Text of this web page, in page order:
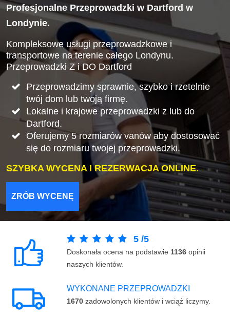
Profesjonalne Przeprowadzki w Dartford w
Londynie.
Kompleksowe usługi przeprowadzkowe i
transportowe na terenie całego Londynu.
Przeprowadzki Z i DO Dartford
Przeprowadzimy sprawnie, szybko i rzetelnie
twój dom lub twoją firmę.
Lokalne i krajowe przeprowadzki z lub do
Dartford.
Oferujemy 5 rozmiarów vanów aby dostosować
się do rozmiaru twojej przeprowadzki.
SZYBKA WYCENA I REZERWACJA ONLINE.
ZRÓB WYCENĘ
5 /5
Doskonała ocena na podstawie 1136 opinii
naszych klientów.
WYKONANE PRZEPROWADZKI
1670 zadowolonych klientów i wciąż liczymy.